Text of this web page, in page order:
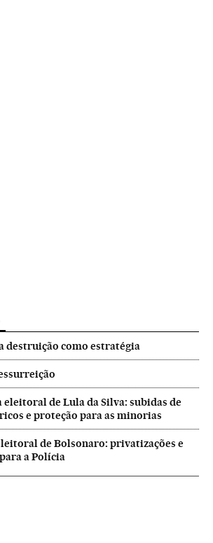
destruição como estratégia
eleitoral de Lula da Silva: subidas de
e proteção para as minorias
de Bolsonaro: privatizações e
a Polícia